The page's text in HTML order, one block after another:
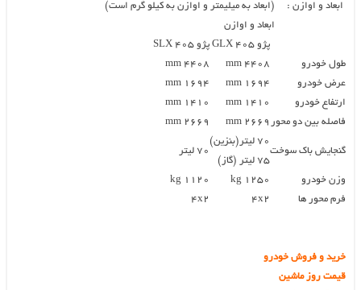
ابعاد و اوازن : (ابعاد به میلیمتر و اوازن به کیلو گرم است)
ابعاد و اوازن
پژو ۴۰۵ GLX
پژو ۴۰۵ SLX
طول خودرو
۴۴۰۸ mm
۴۴۰۸ mm
عرض خودرو
۱۶۹۴ mm
۱۶۹۴ mm
ارتفاع خودرو
۱۴۱۰ mm
۱۴۱۰ mm
فاصله بین دو محور ۲۶۶۹ mm ۲۶۶۹ mm
گنجایش باک سوخت
۷۰ لیتر(بنزین)
۷۵ لیتر (گاز)
۷۰ لیتر
وزن خودرو ۱۲۵۰ kg
۱۱۲۰ kg
فرم محور ها
۴x2 ۴x2
خرید و فروش خودرو
قیمت روز ماشین